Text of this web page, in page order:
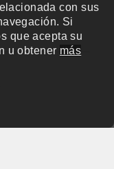
con sus
Si
que acepta su
u obtener más